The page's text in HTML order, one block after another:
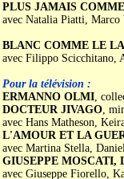
PLUS JAMAIS
avec Natalia Piatti,
BLANC COMME LE
avec Filippo Scicchitano,
Pour la télévision :
ERMANNO OLMI,
DOCTEUR JIVAGO,
avec Hans Matheson,
L'AMOUR ET LA
avec Martina Stella,
GIUSEPPE MOSCATI,
avec Giuseppe Fiorello,